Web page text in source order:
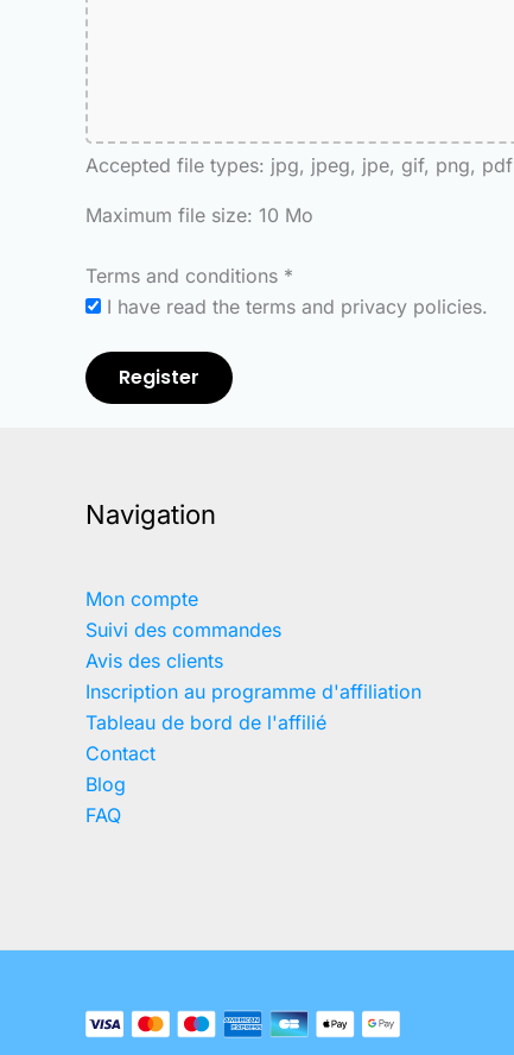
Accepted file types: jpg, jpeg, jpe, gif, png, pdf
Maximum file size: 10 Mo
Terms and conditions *
I have read the terms and privacy policies.
Register
Navigation
Mon compte
Suivi des commandes
Avis des clients
Inscription au programme d'affiliation
Tableau de bord de l'affilié
Contact
Blog
FAQ